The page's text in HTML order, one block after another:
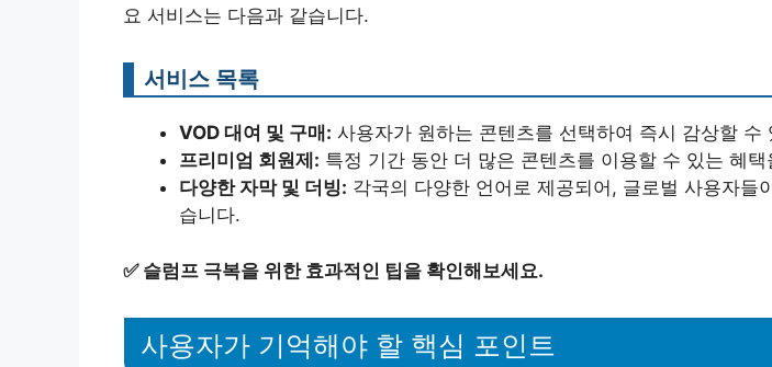
요 서비스는 다음과 같습니다.
서비스 목록
VOD 대여 및 구매: 사용자가 원하는 콘텐츠를 선택하여 즉시 감상할 수
프리미엄 회원제: 특정 기간 동안 더 많은 콘텐츠를 이용할 수 있는 혜
다양한 자막 및 더빙: 각국의 다양한 언어로 제공되어, 글로벌 사용자들
습니다.
✅ 슬럼프 극복을 위한 효과적인 팁을 확인해보세요.
사용자가 기억해야 할 핵심 포인트